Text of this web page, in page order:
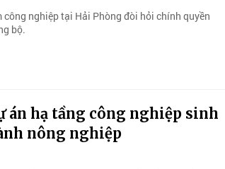
nghiệp tại Hải Phòng đòi hỏi chính quyền
bộ.
án hạ tầng công nghiệp sinh
nông nghiệp